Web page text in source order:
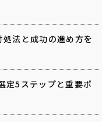
法と成功の進め方を
定5ステップと重要ポ